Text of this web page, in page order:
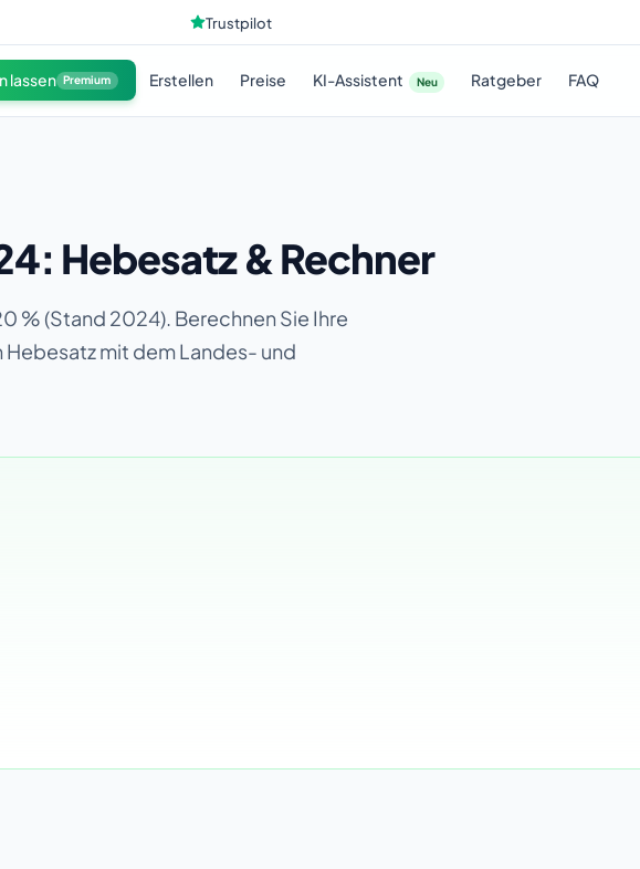
Trustpilot
lassen Premium Erstellen Preise KI-Assistent Neu Ratgeber FAQ
Hebesatz & Rechner
% (Stand 2024). Berechnen Sie Ihre
mit dem Landes- und